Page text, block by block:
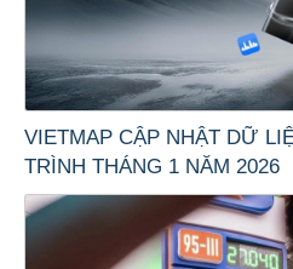
VIETMAP CẬP NHẬT DỮ
TRÌNH THÁNG 1 NĂM 2026